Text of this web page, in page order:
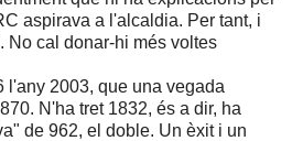
aspirava a l'alcaldia. Per tant, i
No cal donar-hi més voltes
l'any 2003, que una vegada
N'ha tret 1832, és a dir, ha
de 962, el doble. Un èxit i un